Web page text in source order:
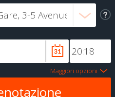
Maggiori opzioni